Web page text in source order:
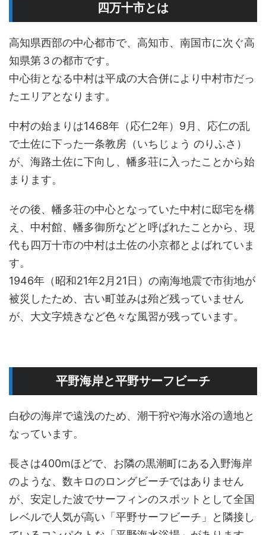
四万十市とは
高知県西部の中心都市で、高知市、南国市に次ぐ高
知県第３の都市です。
中心街となる中村は平成の大合併により中村市だっ
たエリアとなります。
中村の始まりは1468年（応仁2年）9月、応仁の乱
で土佐に下った一条教房（いちじょう のりふさ）
が、海路土佐に下向し、幡多荘に入ったことから始
まります。
その後、幡多荘の中心となっていた中村に邸宅を構
え、中村館、幡多御所などと呼ばれたことから、現
代も四万十市の中村は土佐の小京都とよばれていま
す。
1946年（昭和21年2月21日）の南海地震で市街地が
被災したため、古い町並みは殆ど残っていません
が、大文字焼きなど色々な風習が残っています。
平野海岸と平野サーフビーチ
白砂の海岸で遠浅のため、潮干狩や海水浴の適地と
なっています。
長さは400mほどで、お隣の黒潮町にある入野海岸
のような、数キロのロングビーチではありません
が、安定した波でサーフィンのスポットとして全国
レベルで人気が高い「平野サーフビーチ」と隣接し